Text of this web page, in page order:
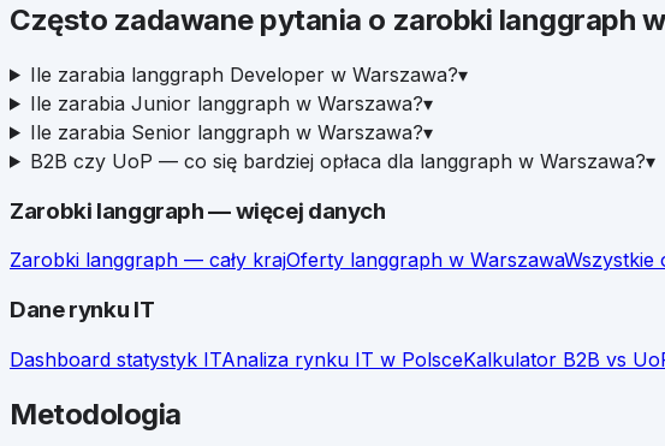
Często zadawane pytania o zarobki langgraph w
Ile zarabia langgraph Developer w Warszawa?▾
Ile zarabia Junior langgraph w Warszawa?▾
Ile zarabia Senior langgraph w Warszawa?▾
B2B czy UoP — co się bardziej opłaca dla langgraph w Warszawa?▾
Zarobki langgraph— więcej danych
Zarobki langgraph — cały krajOferty langgraph w WarszawaWszystkie
Dane rynku IT
Dashboard statystyk ITAnaliza rynku IT w PolsceKalkulator B2B vs
Metodologia